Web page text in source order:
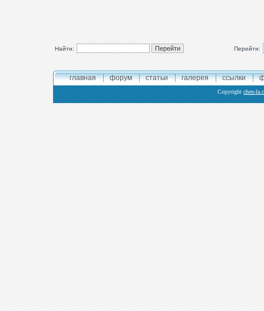
Найти: Перейти:
главная форум статьи галерея ссылки
Copyright chen-